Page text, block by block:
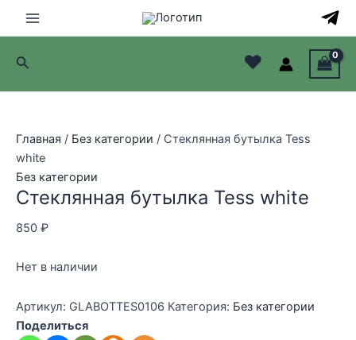
Main
Menu
Поиск ♥
Главная / Без категории / Стеклянная бутылка Tess
white
Без категории
Стеклянная бутылка Tess white
850 ₽
Нет в наличии
Артикул: GLABOTTES0106 Категория: Без категории
Поделиться